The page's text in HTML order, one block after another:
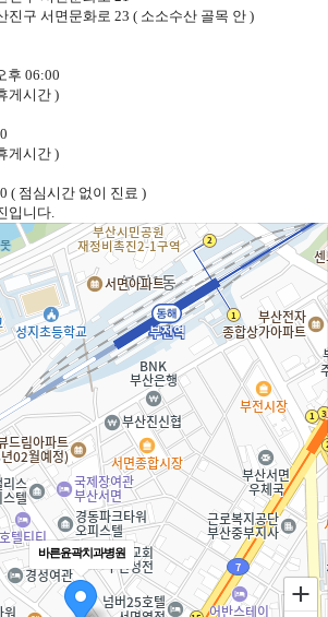
진구 서면문화로 23 ( 소소수산 골목 안 )
후 06:00
게시간 )
게시간 )
( 점심시간 없이 진료 )
입니다.
바른윤곽치과병원